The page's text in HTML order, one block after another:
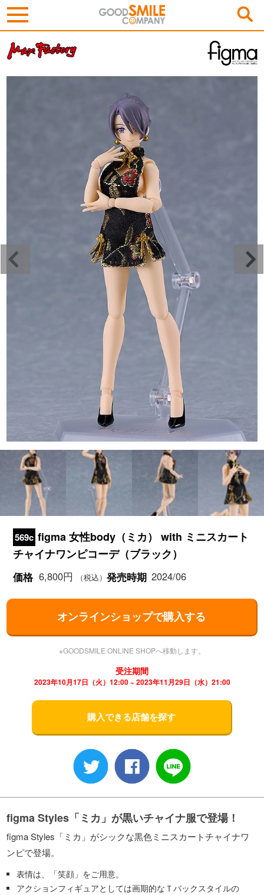
569c figma 女性body（ミカ） with ミニスカート
チャイナワンピコーデ（ブラック）
価格 6,800円 （税込） 発売時期 2024/06
オンラインショップで購入する
※GOODSMILE ONLINE SHOPへ移動します。
受注期間
2023年10月17日（火）12:00 ~ 2023年11月29日（水）21:00
購入できる店舗を探す
figma Styles「ミカ」が黒いチャイナ服で登場！
figma Styles「ミカ」がシックな黒色ミニスカートチャイナワ
ンピで登場。
表情は、「笑顔」をご用意。
アクションフィギュアとしては画期的なＴバックスタイルの